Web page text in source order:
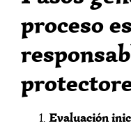
proceso
Evaluación